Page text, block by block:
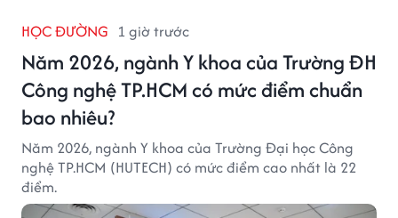
HỌC ĐƯỜNG 1 giờ trước
Năm 2026, ngành Y khoa của Trường ĐH
Công nghệ TP.HCM có mức điểm chuẩn
bao nhiêu?
Năm 2026, ngành Y khoa của Trường Đại học Công
nghệ TP.HCM (HUTECH) có mức điểm cao nhất là 22
điểm.